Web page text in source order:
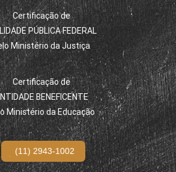
Certificação de
PÚBLICA FEDERAL
Ministério da Justiça
Certificação de
BENEFICENTE
Ministério da Educação
(11) 2943-1002